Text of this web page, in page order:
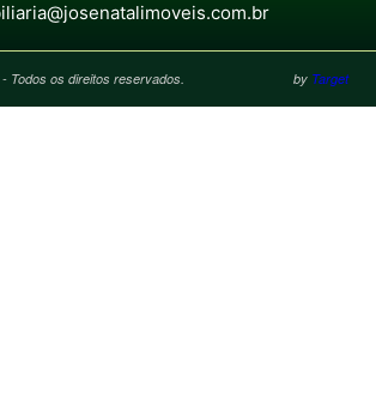
Todos os direitos reservados. by Target